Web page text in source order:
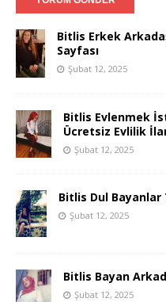
Bitlis Erkek
Sayfası
Şubat 12, 2025
Bitlis Evlenmek
Ücretsiz Evlilik
Şubat 12, 2025
Bitlis Dul Bayanlar
Şubat 12, 2025
Bitlis Bayan
Şubat 12, 2025